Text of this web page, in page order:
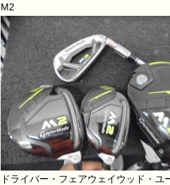
M2
ドライバー・フェアウェイウッド・ユ